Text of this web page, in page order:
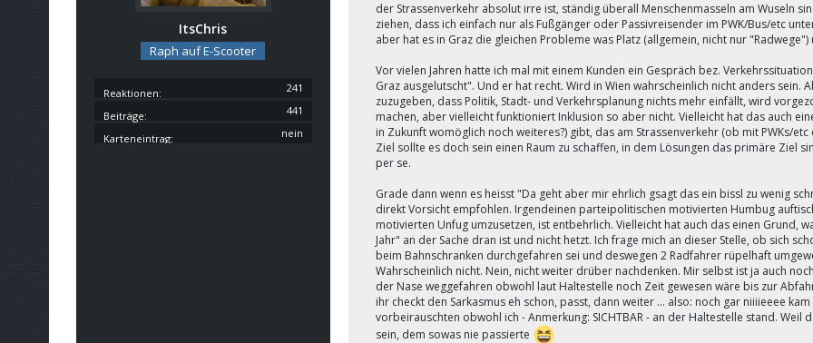
ItsChris
Raph auf E-Scooter
Reaktionen 241
Beiträge 441
Karteneintrag nein
der Strassenverkehr absolut irre ist, ständig überall Menschenmasseln am Wuseln
ziehen, dass ich einfach nur als Fußgänger oder Passivreisender im PWK/Bus/etc
aber hat es in Graz die gleichen Probleme was Platz (allgemein, nicht nur
Vor vielen Jahren hatte ich mal mit einem Kunden ein Gespräch bez.
Graz ausgelutscht". Und er hat recht. Wird in Wien wahrscheinlich nicht anders
zuzugeben, dass Politik, Stadt- und Verkehrsplanung nichts mehr einfällt, wird
machen, aber vielleicht funktioniert Inklusion so aber nicht. Vielleicht hat das auch
in Zukunft womöglich noch weiteres?) gibt, das am Strassenverkehr (ob mit PWKs/
Ziel sollte es doch sein einen Raum zu schaffen, in dem Lösungen das primäre Ziel
per se.
Grade dann wenn es heisst "Da geht aber mir ehrlich gsagt das ein bissl zu wenig
direkt Vorsicht empfohlen. Irgendeinen parteipolitischen motivierten Humbug
motivierten Unfug umzusetzen, ist entbehrlich. Vielleicht hat auch das einen Grund,
Jahr" an der Sache dran ist und nicht hetzt. Ich frage mich an dieser Stelle, ob sich
beim Bahnschranken durchgefahren sei und deswegen 2 Radfahrer rüpelhaft
Wahrscheinlich nicht. Nein, nicht weiter drüber nachdenken. Mir selbst ist ja auch
der Nase weggefahren obwohl laut Haltestelle noch Zeit gewesen wäre bis zur
ihr checkt den Sarkasmus eh schon, passt, dann weiter ... also: noch gar niiiieeee
vorbeirauschten obwohl ich - Anmerkung: SICHTBAR - an der Haltestelle stand. Weil
sein, dem sowas nie passierte